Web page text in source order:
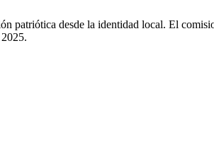
patriótica desde la identidad local. El